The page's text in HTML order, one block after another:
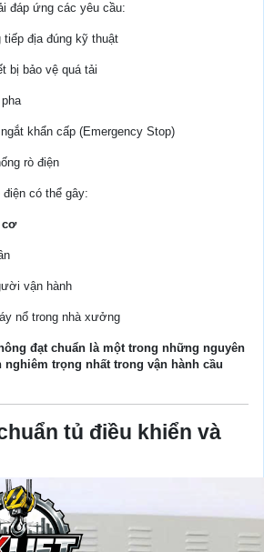
đáp ứng các yêu cầu:
tiếp địa đúng kỹ thuật
bị bảo vệ quá tải
khẩn cấp (Emergency Stop)
rò điện
có thể gây:
cơ
vận hành
nổ trong nhà xưởng
đạt chuẩn là một trong những nguyên
nghiêm trọng nhất trong vận hành cầu
tủ điều khiển và